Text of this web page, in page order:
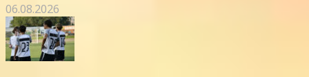
06.08.2026